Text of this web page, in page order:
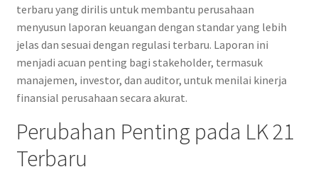
terbaru yang dirilis untuk membantu perusahaan
menyusun laporan keuangan dengan standar yang lebih
jelas dan sesuai dengan regulasi terbaru. Laporan ini
menjadi acuan penting bagi stakeholder, termasuk
manajemen, investor, dan auditor, untuk menilai kinerja
finansial perusahaan secara akurat.
Perubahan Penting pada LK 21
Terbaru